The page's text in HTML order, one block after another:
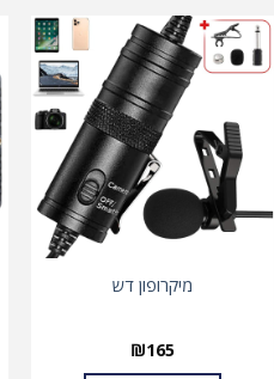
מיקרופון דש
₪165